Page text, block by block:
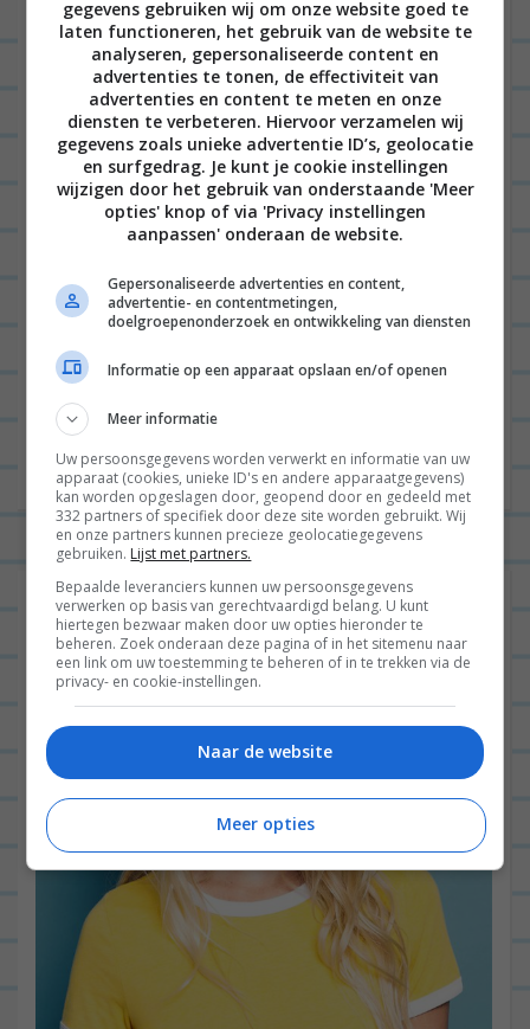
Naam*
Site
gegevens gebruiken wij om onze website goed te
laten functioneren, het gebruik van de website te
analyseren, gepersonaliseerde content en
advertenties te tonen, de effectiviteit van
advertenties en content te meten en onze
diensten te verbeteren. Hiervoor verzamelen wij
gegevens zoals unieke advertentie ID’s, geolocatie
en surfgedrag. Je kunt je cookie instellingen
wijzigen door het gebruik van onderstaande 'Meer
opties' knop of via 'Privacy instellingen
aanpassen' onderaan de website.
Gepersonaliseerde advertenties en content,
advertentie- en contentmetingen,
doelgroepenonderzoek en ontwikkeling van diensten
Informatie op een apparaat opslaan en/of openen
Meer informatie
Uw persoonsgegevens worden verwerkt en informatie van uw
apparaat (cookies, unieke ID's en andere apparaatgegevens)
kan worden opgeslagen door, geopend door en gedeeld met
332 partners of specifiek door deze site worden gebruikt. Wij
en onze partners kunnen precieze geolocatiegegevens
gebruiken. Lijst met partners.
Bepaalde leveranciers kunnen uw persoonsgegevens
verwerken op basis van gerechtvaardigd belang. U kunt
hiertegen bezwaar maken door uw opties hieronder te
beheren. Zoek onderaan deze pagina of in het sitemenu naar
een link om uw toestemming te beheren of in te trekken via de
privacy- en cookie-instellingen.
Naar de website
Meer opties